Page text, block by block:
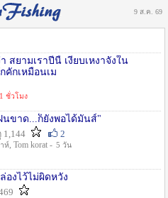
9 ส.ค. 69
สยามเราปีนี้ เงียบเหงาจังใน
คักเหมือนเม
1 ชั่วโมง
นขาด...ก็ยังพอได้มันส์"
1,144
2
ห์, Tom korat - 5 วัน
องไว้ไม่ผิดหวัง